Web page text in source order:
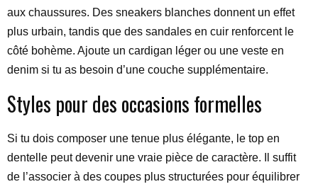
aux chaussures. Des sneakers blanches donnent un effet
plus urbain, tandis que des sandales en cuir renforcent le
côté bohème. Ajoute un cardigan léger ou une veste en
denim si tu as besoin d’une couche supplémentaire.
Styles pour des occasions formelles
Si tu dois composer une tenue plus élégante, le top en
dentelle peut devenir une vraie pièce de caractère. Il suffit
de l’associer à des coupes plus structurées pour équilibrer